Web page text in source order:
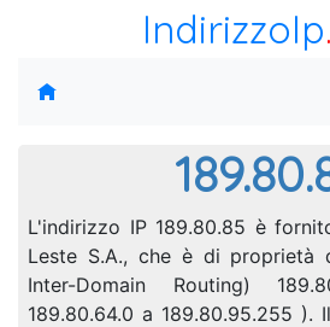
IndirizzoIp
L'indirizzo IP 189.80.85 è
Leste S.A., che è di proprietà
Inter-Domain Routing)
189.80.64.0 a 189.80.95.255 ).